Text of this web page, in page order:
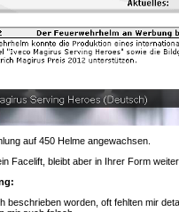
auf 450 Helme angewachsen.
Facelift, bleibt aber in Ihrer Form
beschrieben worden, oft fehlten mir